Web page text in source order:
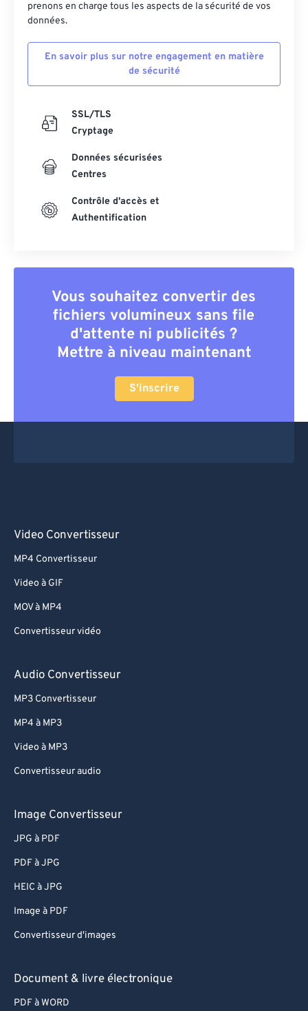
prenons en charge tous les aspects de la sécurité de vos
données.
En savoir plus sur notre engagement en matière
de sécurité
SSL/TLS
Cryptage
Données sécurisées
Centres
Contrôle d'accès et
Authentification
Vous souhaitez convertir des
fichiers volumineux sans file
d'attente ni publicités ?
Mettre à niveau maintenant
S'inscrire
Video Convertisseur
MP4 Convertisseur
Video à GIF
MOV à MP4
Convertisseur vidéo
Audio Convertisseur
MP3 Convertisseur
MP4 à MP3
Video à MP3
Convertisseur audio
Image Convertisseur
JPG à PDF
PDF à JPG
HEIC à JPG
Image à PDF
Convertisseur d'images
Document & livre électronique
PDF à WORD